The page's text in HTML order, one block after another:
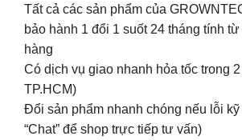
Tất cả các sản phẩm của
bảo hành 1 đổi 1 suốt 24 tháng tính
hàng
Có dịch vụ giao nhanh hỏa tốc trong
TP.HCM)
Đổi sản phẩm nhanh chóng nếu lỗi kỹ
“Chat” để shop trực tiếp tư vấn)